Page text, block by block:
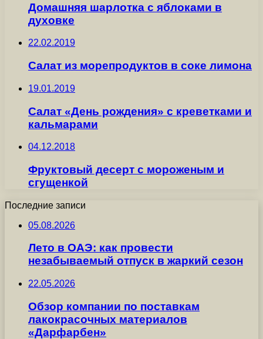
Домашняя шарлотка с яблоками в
духовке
22.02.2019
Салат из морепродуктов в соке лимона
19.01.2019
Салат «День рождения» с креветками и
кальмарами
04.12.2018
Фруктовый десерт с мороженым и
сгущенкой
Последние записи
05.08.2026
Лето в ОАЭ: как провести
незабываемый отпуск в жаркий сезон
22.05.2026
Обзор компании по поставкам
лакокрасочных материалов
«Дарфарбен»